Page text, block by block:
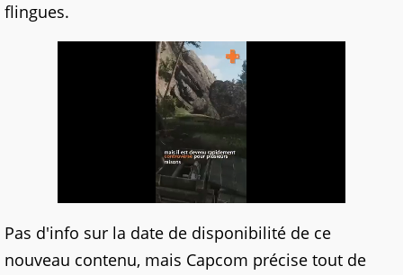
flingues.
Pas d'info sur la date de disponibilité de ce
nouveau contenu, mais Capcom précise tout de